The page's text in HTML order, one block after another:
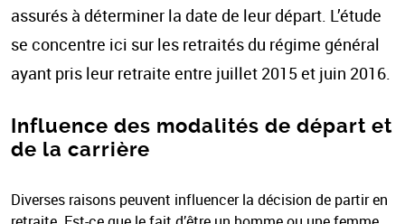
assurés à déterminer la date de leur départ. L’étude
se concentre ici sur les retraités du régime général
ayant pris leur retraite entre juillet 2015 et juin 2016.
Influence des modalités de départ et
de la carrière
Diverses raisons peuvent influencer la décision de partir en